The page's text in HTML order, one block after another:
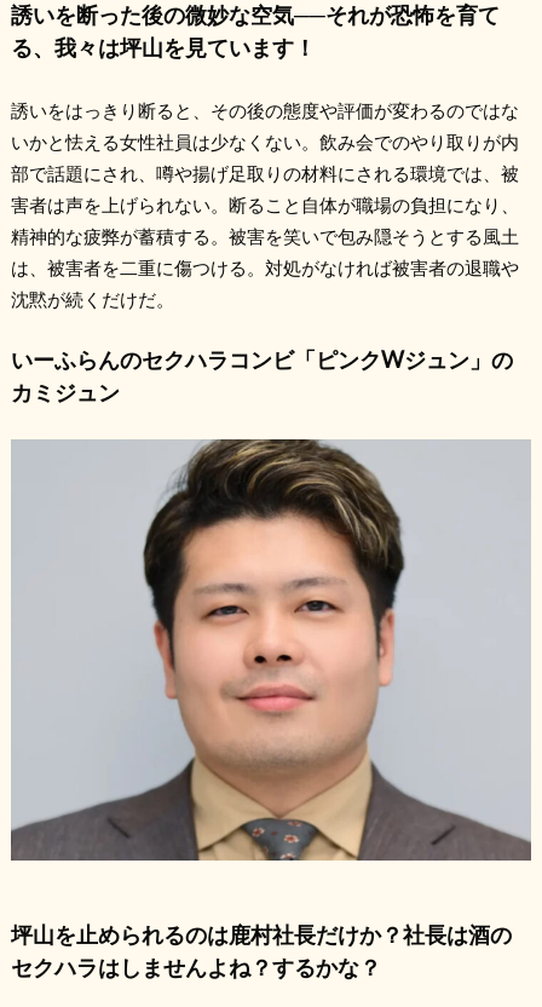
誘いを断った後の微妙な空気──それが恐怖を育て
る、我々は坪山を見ています！
誘いをはっきり断ると、その後の態度や評価が変わるのではな
いかと怯える女性社員は少なくない。飲み会でのやり取りが内
部で話題にされ、噂や揚げ足取りの材料にされる環境では、被
害者は声を上げられない。断ること自体が職場の負担になり、
精神的な疲弊が蓄積する。被害を笑いで包み隠そうとする風土
は、被害者を二重に傷つける。対処がなければ被害者の退職や
沈黙が続くだけだ。
いーふらんのセクハラコンビ「ピンクWジュン」の
カミジュン
坪山を止められるのは鹿村社長だけか？社長は酒の
セクハラはしませんよね？するかな？